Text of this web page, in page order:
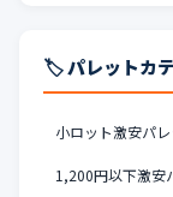
🏷️ パレットカ
小ロット激安パレ
1,200円以下激安